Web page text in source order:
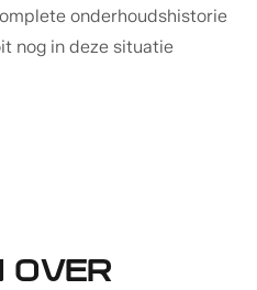
onderhoudshistorie
nog in deze situatie
OVER